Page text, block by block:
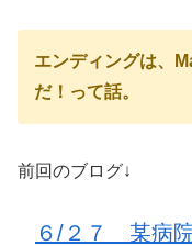
エンディングは、
だ！って話。
前回のブログ↓
６/２７ 某病